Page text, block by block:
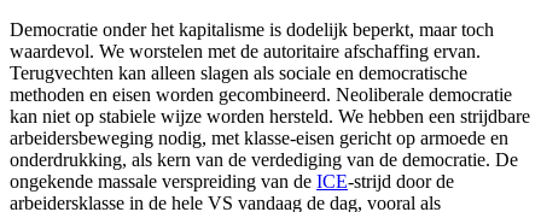
Democratie onder het kapitalisme is dodelijk beperkt, maar toch
waardevol. We worstelen met de autoritaire afschaffing ervan.
Terugvechten kan alleen slagen als sociale en democratische
methoden en eisen worden gecombineerd. Neoliberale democratie
kan niet op stabiele wijze worden hersteld. We hebben een strijdbare
arbeidersbeweging nodig, met klasse-eisen gericht op armoede en
onderdrukking, als kern van de verdediging van de democratie. De
ongekende massale verspreiding van de ICE-strijd door de
arbeidersklasse in de hele VS vandaag de dag, vooral als